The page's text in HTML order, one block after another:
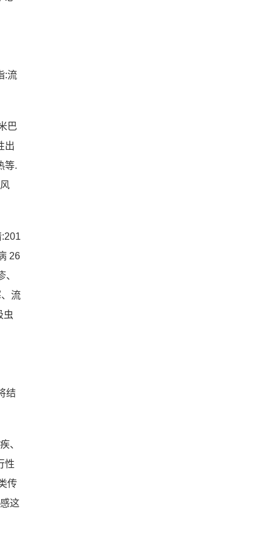
:流
巴
出
等.
26
流
虫
结
、
性
传
这